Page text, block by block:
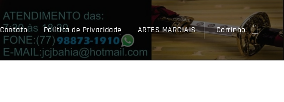
Contato Política de Privacidade ARTES MARCIAIS Carrinho